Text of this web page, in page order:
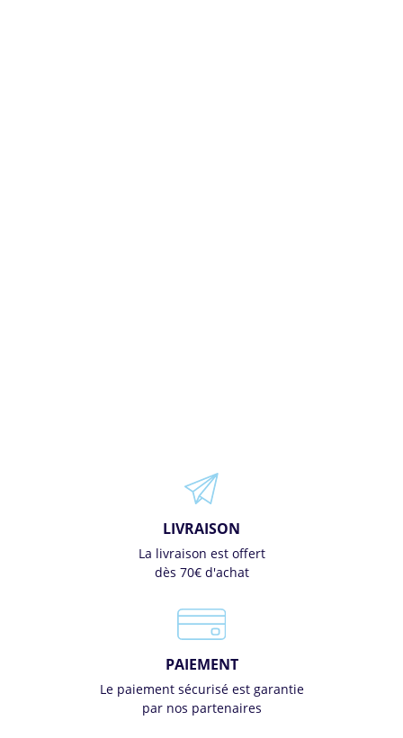
LIVRAISON
La livraison est offert
dès 70€ d'achat
PAIEMENT
Le paiement sécurisé est garantie
par nos partenaires